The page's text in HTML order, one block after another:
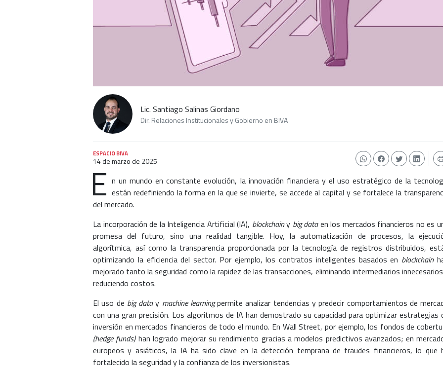
Lic. Santiago Salinas Giordano
Dir. Relaciones Institucionales y Gobierno en BIVA
ESPACIO BIVA
14 de marzo de 2025
E n un mundo en constante evolución, la innovación financiera y el uso estratégico de la
están redefiniendo la forma en la que se invierte, se accede al capital y se fortalece la
del mercado.
La incorporación de la Inteligencia Artificial (IA), blockchainy big dataen los mercados financieros no es
promesa del futuro, sino una realidad tangible. Hoy, la automatización de procesos, la
algorítmica, así como la transparencia proporcionada por la tecnología de registros distribuidos,
optimizando la eficiencia del sector. Por ejemplo, los contratos inteligentes basados en blockchain
mejorado tanto la seguridad como la rapidez de las transacciones, eliminando intermediarios
reduciendo costos.
El uso de big datay machine learningpermite analizar tendencias y predecir comportamientos de
con una gran precisión. Los algoritmos de IA han demostrado su capacidad para optimizar estrategias
inversión en mercados financieros de todo el mundo. En Wall Street, por ejemplo, los fondos de
(hedge funds)han logrado mejorar su rendimiento gracias a modelos predictivos avanzados; en
europeos y asiáticos, la IA ha sido clave en la detección temprana de fraudes financieros, lo que
fortalecido la seguridad y la confianza de los inversionistas.